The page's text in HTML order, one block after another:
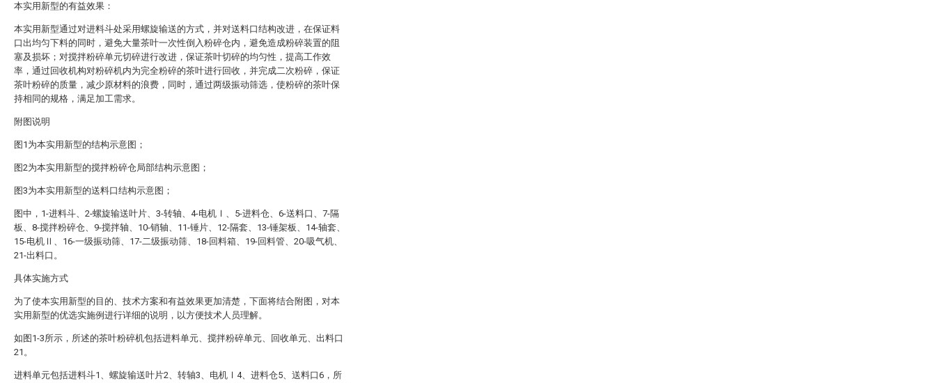
本实用新型的有益效果：
本实用新型通过对进料斗处采用螺旋输送的方式，并对送料口结构改进，在保证料
口出均匀下料的同时，避免大量茶叶一次性倒入粉碎仓内，避免造成粉碎装置的阻
塞及损坏；对搅拌粉碎单元切碎进行改进，保证茶叶切碎的均匀性，提高工作效
率，通过回收机构对粉碎机内为完全粉碎的茶叶进行回收，并完成二次粉碎，保证
茶叶粉碎的质量，减少原材料的浪费，同时，通过两级振动筛选，使粉碎的茶叶保
持相同的规格，满足加工需求。
附图说明
图1为本实用新型的结构示意图；
图2为本实用新型的搅拌粉碎仓局部结构示意图；
图3为本实用新型的送料口结构示意图；
图中，1-进料斗、2-螺旋输送叶片、3-转轴、4-电机Ⅰ、5-进料仓、6-送料口、7-隔
板、8-搅拌粉碎仓、9-搅拌轴、10-销轴、11-锤片、12-隔套、13-锤架板、14-轴套、
15-电机Ⅱ、16-一级振动筛、17-二级振动筛、18-回料箱、19-回料管、20-吸气机、
21-出料口。
具体实施方式
为了使本实用新型的目的、技术方案和有益效果更加清楚，下面将结合附图，对本
实用新型的优选实施例进行详细的说明，以方便技术人员理解。
如图1-3所示，所述的茶叶粉碎机包括进料单元、搅拌粉碎单元、回收单元、出料口
21。
进料单元包括进料斗1、螺旋输送叶片2、转轴3、电机Ⅰ4、进料仓5、送料口6，所